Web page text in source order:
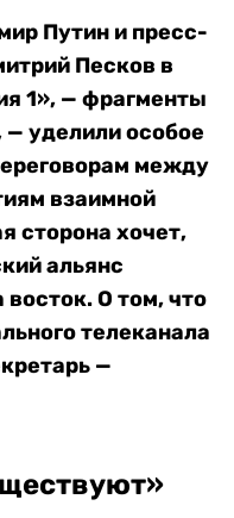
Путин и пресс-
Песков в
1», — фрагменты
— уделили особое
между
взаимной
сторона хочет,
альянс
О том, что
телеканала
—